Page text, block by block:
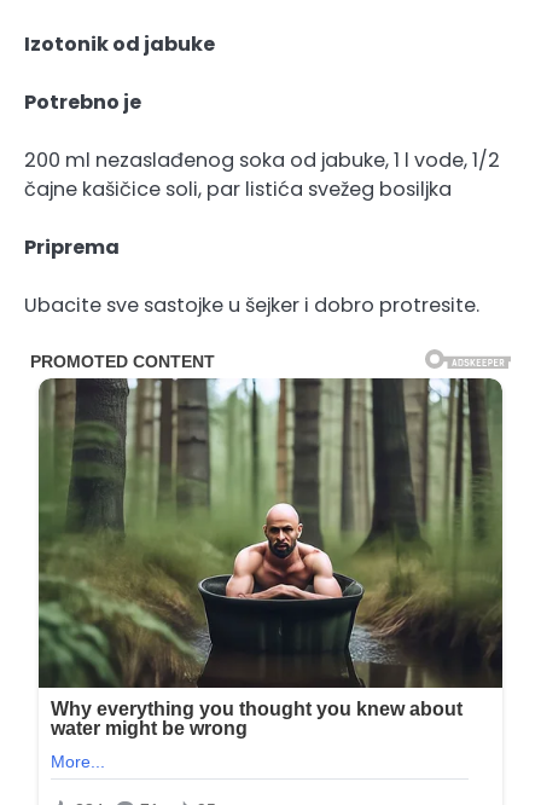
Izotonik od jabuke
Potrebno je
200 ml nezaslađenog soka od jabuke, 1 l vode, 1/2
čajne kašičice soli, par listića svežeg bosiljka
Priprema
Ubacite sve sastojke u šejker i dobro protresite.